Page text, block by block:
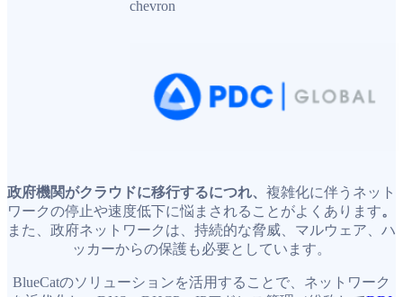
政府機関がクラウドに移行するにつれ、 複雑化に伴うネット
ワークの停止や速度低下に悩まされることがよくあります。
また、政府ネットワークは、持続的な脅威、マルウェア、ハ
ッカーからの保護も必要としています。
BlueCatのソリューションを活用することで、ネットワーク